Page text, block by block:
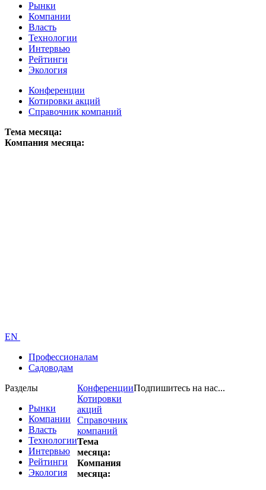
Рынки
Компании
Власть
Технологии
Интервью
Рейтинги
Экология
Конференции
Котировки акций
Справочник компаний
Тема месяца:
Компания месяца:
EN
Профессионалам
Садоводам
Разделы
Рынки
Компании
Власть
Технологии
Интервью
Рейтинги
Экология
Конференции
Котировки
акций
Справочник
компаний
Тема
месяца:
Компания
месяца:
Подпишитесь на нас...